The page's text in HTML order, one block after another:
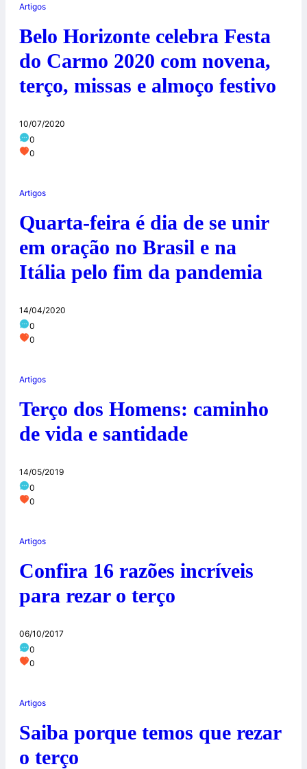
Artigos
Belo Horizonte celebra Festa
do Carmo 2020 com novena,
terço, missas e almoço festivo
10/07/2020
0
0
Artigos
Quarta-feira é dia de se unir
em oração no Brasil e na
Itália pelo fim da pandemia
14/04/2020
0
0
Artigos
Terço dos Homens: caminho
de vida e santidade
14/05/2019
0
0
Artigos
Confira 16 razões incríveis
para rezar o terço
06/10/2017
0
0
Artigos
Saiba porque temos que rezar
o terço